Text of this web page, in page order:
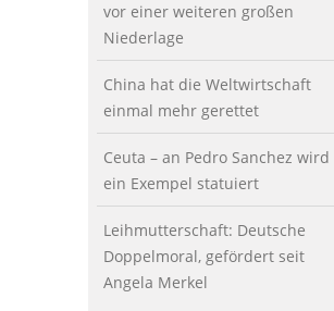
vor einer weiteren großen
Niederlage
China hat die Weltwirtschaft
einmal mehr gerettet
Ceuta – an Pedro Sanchez wird
ein Exempel statuiert
Leihmutterschaft: Deutsche
Doppelmoral, gefördert seit
Angela Merkel